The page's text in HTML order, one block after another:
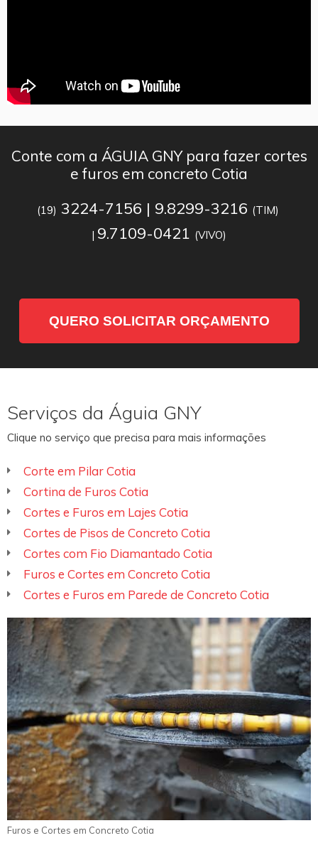
Conte com a ÁGUIA GNY para fazer cortes
e furos em concreto Cotia
(19) 3224-7156 | 9.8299-3216 (TIM)
| 9.7109-0421 (VIVO)
QUERO SOLICITAR ORÇAMENTO
Serviços da Águia GNY
Clique no serviço que precisa para mais informações
Corte em Pilar Cotia
Cortina de Furos Cotia
Cortes e Furos em Lajes Cotia
Cortes de Pisos de Concreto Cotia
Cortes com Fio Diamantado Cotia
Furos e Cortes em Concreto Cotia
Cortes e Furos em Parede de Concreto Cotia
Furos e Cortes em Concreto Cotia